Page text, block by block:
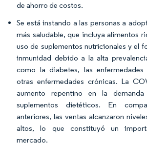
de ahorro de costos.
Se está instando a las personas a
más saludable, que incluya alimentos
uso de suplementos nutricionales y el
inmunidad debido a la alta
como la diabetes, las enfermedades
otras enfermedades crónicas. La
aumento repentino en la
suplementos dietéticos. En
anteriores, las ventas alcanzaron
altos, lo que constituyó un
mercado.